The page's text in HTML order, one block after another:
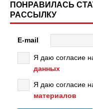
ПОНРАВИЛАСЬ
РАССЫЛКУ
E-mail
Я даю согласие
данных
Я даю согласие
материалов